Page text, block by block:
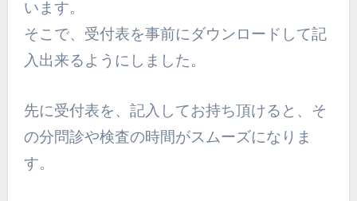
います。
そこで、受付表を事前にダウンロードして記
入出来るようにしました。
先に受付表を、記入してお持ち頂けると、そ
の分問診や検査の時間がスムーズになりま
す。